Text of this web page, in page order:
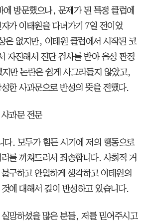
에 방문했으나, 문제가 된 특정 클럽에
가 이태원을 다녀가기 7일 전이었
은 없지만, 이태원 클럽에서 시작된 코
자진해서 진단 검사를 받아 음성 판정
만 논란은 쉽게 사그라들지 않았고,
한 사과문으로 반성의 뜻을 전했다.
과문 전문
다. 모두가 힘든 시기에 저의 행동으로
를 끼쳐드려서 죄송합니다. 사회적 거
구하고 안일하게 생각하고 이태원의
에 대해서 깊이 반성하고 있습니다.
망하셨을 많은 분들, 저를 믿어주시고